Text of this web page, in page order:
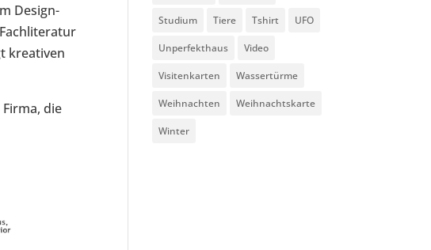
Design-
kreativen
die
Studium Tiere Tshirt UFO
Unperfekthaus Video
Visitenkarten Wassertürme
Weihnachten Weihnachtskarte
Winter